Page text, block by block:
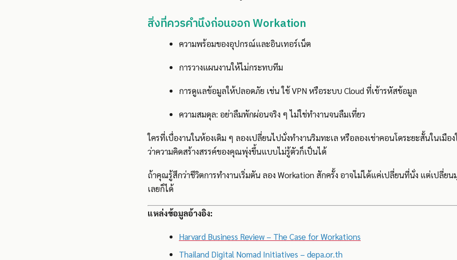
สิ่งที่ควรคำนึงก่อนออก Workation
ความพร้อมของอุปกรณ์และอินเทอร์เน็ต
การวางแผนงานให้ไม่กระทบทีม
การดูแลข้อมูลให้ปลอดภัย เช่น ใช้ VPN หรือระบบ Cloud ที่เข้ารหัสข้อมูล
ความสมดุล: อย่าลืมพักผ่อนจริง ๆ ไม่ใช่ทำงานจนลืมเที่ยว
ใครที่เบื่องานในห้องเดิม ๆ ลองเปลี่ยนไปนั่งทำงานริมทะเล หรือลองเช่าคอนโดระยะสั้นในเมือ
ว่าความคิดสร้างสรรค์ของคุณพุ่งขึ้นแบบไม่รู้ตัวก็เป็นได้
ถ้าคุณรู้สึกว่าชีวิตการทำงานเริ่มตัน ลอง Workation สักครั้ง อาจไม่ได้แค่เปลี่ยนที่นั่ง แต่เปลี่ย
เลยก็ได้
แหล่งข้อมูลอ้างอิง:
Harvard Business Review – The Case for Workations
Thailand Digital Nomad Initiatives – depa.or.th